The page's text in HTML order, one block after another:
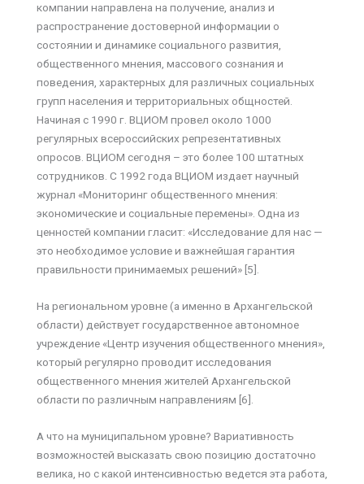
компании направлена на получение, анализ и
распространение достоверной информации о
состоянии и динамике социального развития,
общественного мнения, массового сознания и
поведения, характерных для различных социальных
групп населения и территориальных общностей.
Начиная с 1990 г. ВЦИОМ провел около 1000
регулярных всероссийских репрезентативных
опросов. ВЦИОМ сегодня – это более 100 штатных
сотрудников. С 1992 года ВЦИОМ издает научный
журнал «Мониторинг общественного мнения:
экономические и социальные перемены». Одна из
ценностей компании гласит: «Исследование для нас —
это необходимое условие и важнейшая гарантия
правильности принимаемых решений» [5].
На региональном уровне (а именно в Архангельской
области) действует государственное автономное
учреждение «Центр изучения общественного мнения»,
который регулярно проводит исследования
общественного мнения жителей Архангельской
области по различным направлениям [6].
А что на муниципальном уровне? Вариативность
возможностей высказать свою позицию достаточно
велика, но с какой интенсивностью ведется эта работа,